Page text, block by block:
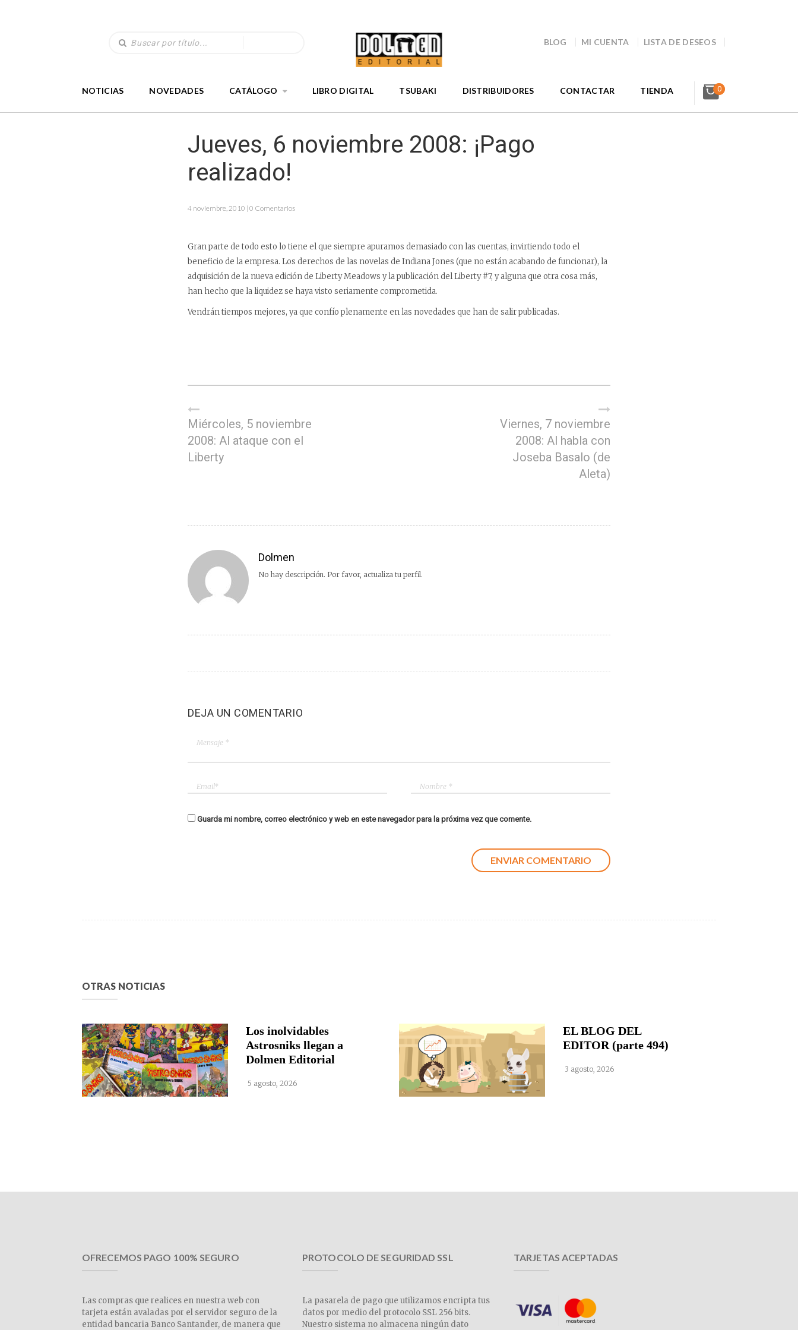
BLOG MI CUENTA LISTA DE DESEOS
NOTICIAS NOVEDADES CATÁLOGO LIBRO DIGITAL TSUBAKI DISTRIBUIDORES CONTACTAR TIENDA 0
Jueves, 6 noviembre 2008: ¡Pago
realizado!
4 noviembre, 2010 | 0 Comentarios
Gran parte de todo esto lo tiene el que siempre apuramos demasiado con las cuentas, invirtiendo todo el
beneficio de la empresa. Los derechos de las novelas de Indiana Jones (que no están acabando de funcionar), la
adquisición de la nueva edición de Liberty Meadows y la publicación del Liberty #7, y alguna que otra cosa más,
han hecho que la liquidez se haya visto seriamente comprometida.
Vendrán tiempos mejores, ya que confío plenamente en las novedades que han de salir publicadas.
Miércoles, 5 noviembre
2008: Al ataque con el
Liberty
Viernes, 7 noviembre
2008: Al habla con
Joseba Basalo (de
Aleta)
Dolmen
No hay descripción. Por favor, actualiza tu perfil.
DEJA UN COMENTARIO
Guarda mi nombre, correo electrónico y web en este navegador para la próxima vez que comente.
OTRAS NOTICIAS
Los inolvidables
Astrosniks llegan a
Dolmen Editorial
5 agosto, 2026
EL BLOG DEL
EDITOR (parte 494)
3 agosto, 2026
OFRECEMOS PAGO 100% SEGURO
Las compras que realices en nuestra web con
tarjeta están avaladas por el servidor seguro de la
entidad bancaria Banco Santander, de manera que
PROTOCOLO DE SEGURIDAD SSL
La pasarela de pago que utilizamos encripta tus
datos por medio del protocolo SSL 256 bits.
Nuestro sistema no almacena ningún dato
TARJETAS ACEPTADAS